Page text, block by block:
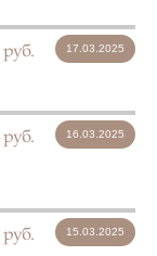
руб. 17.03.2025
руб. 16.03.2025
руб. 15.03.2025